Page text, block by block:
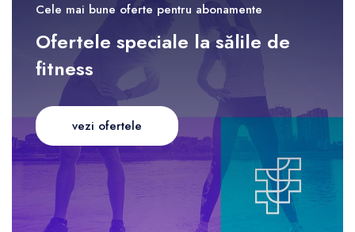
Cele mai bune oferte pentru abonamente
Ofertele speciale la sălile de
fitness
vezi ofertele